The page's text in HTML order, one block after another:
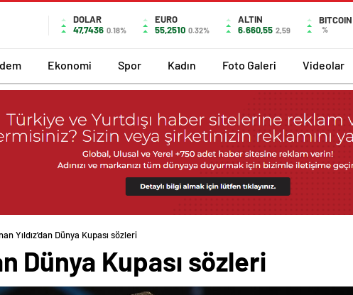
DOLAR
47,7436 0.18%
EURO
55,2510 0.32%
ALTIN
6.660,55 2,59
BITCOIN
%
Ekonomi Spor Kadın Foto Galeri Videolar
Yıldız’dan Dünya Kupası sözleri
Dünya Kupası sözleri